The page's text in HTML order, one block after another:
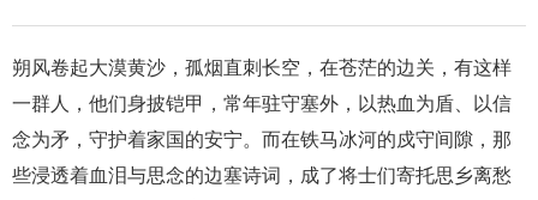
朔风卷起大漠黄沙，孤烟直刺长空，在苍茫的边关，有这样
一群人，他们身披铠甲，常年驻守塞外，以热血为盾、以信
念为矛，守护着家国的安宁。而在铁马冰河的戍守间隙，那
些浸透着血泪与思念的边塞诗词，成了将士们寄托思乡离愁